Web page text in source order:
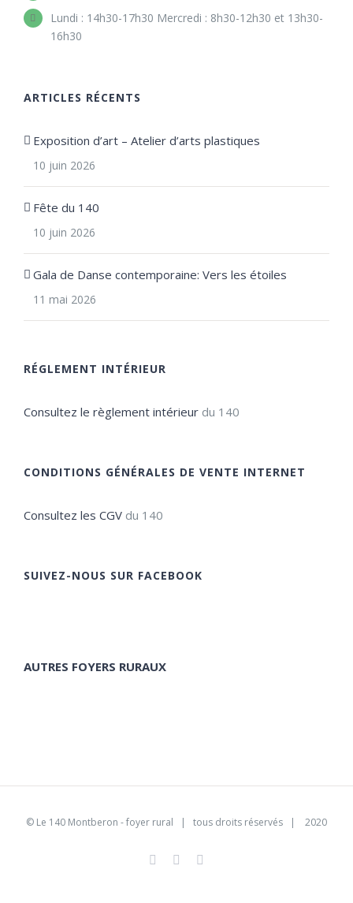
Lundi : 14h30-17h30 Mercredi : 8h30-12h30 et 13h30-
16h30
ARTICLES RÉCENTS
Exposition d’art – Atelier d’arts plastiques
10 juin 2026
Fête du 140
10 juin 2026
Gala de Danse contemporaine: Vers les étoiles
11 mai 2026
RÉGLEMENT INTÉRIEUR
Consultez le règlement intérieur du 140
CONDITIONS GÉNÉRALES DE VENTE INTERNET
Consultez les CGV du 140
SUIVEZ-NOUS SUR FACEBOOK
AUTRES FOYERS RURAUX
© Le 140 Montberon - foyer rural | tous droits réservés | 2020
FacebookInstagram